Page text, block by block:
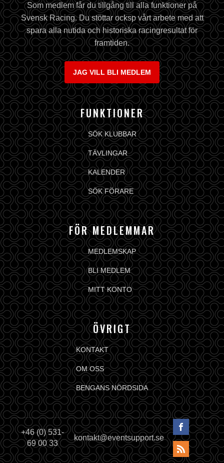
Som medlem får du tillgång till alla funktioner på
Svensk Racing. Du stöttar ocksp vårt arbete med att
spara alla nutida och historiska racingresultat för
framtiden.
JAG VILL BLI MEDLEM
FUNKTIONER
SÖK KLUBBAR
TÄVLINGAR
KALENDER
SÖK FÖRARE
FÖR MEDLEMMAR
MEDLEMSKAP
BLI MEDLEM
MITT KONTO
ÖVRIGT
KONTAKT
OM OSS
BENGANS NÖRDSIDA
+46 (0) 531-
69 00 33
kontakt@eventsupport.se